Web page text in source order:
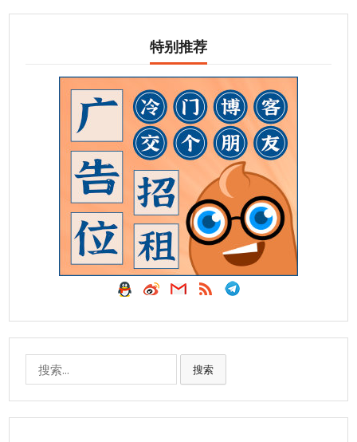
特别推荐
搜索